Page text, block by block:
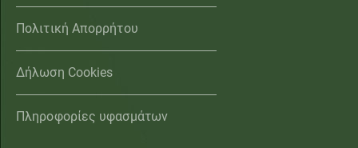
Πολιτική Απορρήτου
Δήλωση Cookies
Πληροφορίες υφασμάτων